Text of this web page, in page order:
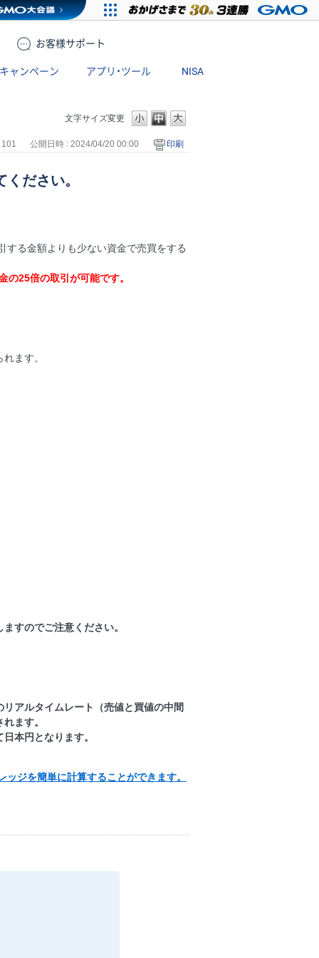
お客様サポート
キャンペーン アプリ・ツール NISA
文字サイズ変更
101 公開日時 : 2024/04/20 00:00 印刷
ださい。
する金額よりも少ない資金で売買をする
の25倍の取引が可能です。
ます。
すのでご注意ください。
アルタイムレート（売値と買値の中間
ます。
本円となります。
ジを簡単に計算することができます。